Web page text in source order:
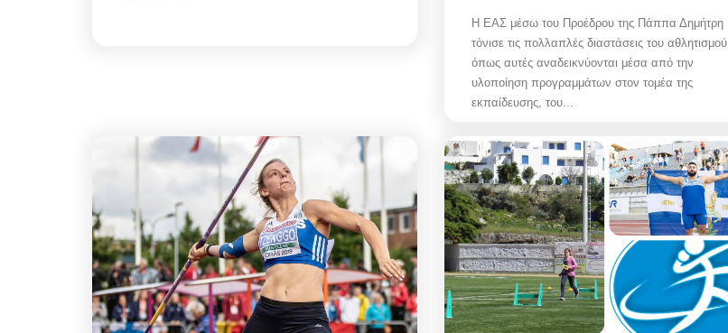
Η ΕΑΣ μέσω του Προέδρου της Πάππα Δημήτρη
τόνισε τις πολλαπλές διαστάσεις του αθλητισμού
όπως αυτές αναδεικνύονται μέσα από την
υλοποίηση προγραμμάτων στον τομέα της
εκπαίδευσης, του...
Mykonos News Government